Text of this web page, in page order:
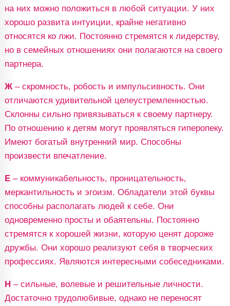
на них можно положиться в любой ситуации. У них
хорошо развита интуиции, крайне негативно
относятся ко лжи. Постоянно стремятся к лидерству,
но в семейных отношениях они полагаются на своего
партнера.
Ж– скромность, робость и импульсивность. Они
отличаются удивительной целеустремленностью.
Склонны сильно привязываться к своему партнеру.
По отношению к детям могут проявляться гиперопеку.
Имеют богатый внутренний мир. Способны
произвести впечатление.
Е– коммуникабельность, проницательность,
меркантильность и эгоизм. Обладатели этой буквы
способны располагать людей к себе. Они
одновременно просты и обаятельны. Постоянно
стремятся к хорошей жизни, которую ценят дороже
дружбы. Они хорошо реализуют себя в творческих
профессиях. Являются интересными собеседниками.
Н– сильные, волевые и решительные личности.
Достаточно трудолюбивые, однако не переносят